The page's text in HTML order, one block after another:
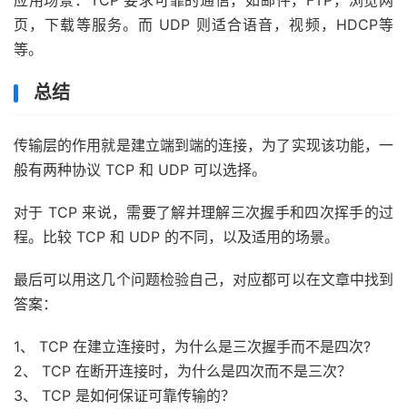
页，下载等服务。而 UDP 则适合语音，视频，HDCP等
等。
总结
传输层的作用就是建立端到端的连接，为了实现该功能，一
般有两种协议 TCP 和 UDP 可以选择。
对于 TCP 来说，需要了解并理解三次握手和四次挥手的过
程。比较 TCP 和 UDP 的不同，以及适用的场景。
最后可以用这几个问题检验自己，对应都可以在文章中找到
答案：
1、 TCP 在建立连接时，为什么是三次握手而不是四次?
2、 TCP 在断开连接时，为什么是四次而不是三次？
3、 TCP 是如何保证可靠传输的？